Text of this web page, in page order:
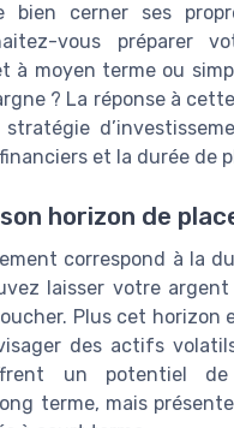
bien cerner ses
vous préparer
à moyen terme ou
? La réponse à
et la durée de
horizon de
correspond à la
laisser votre
Plus cet horizon
des actifs
un potentiel de
terme, mais